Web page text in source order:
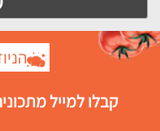
קבלו למייל